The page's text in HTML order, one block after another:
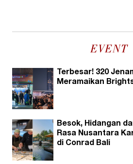
EVENT
Terbesar! 320
Meramaikan
Besok, Hidangan
Rasa Nusantara
di Conrad Bali